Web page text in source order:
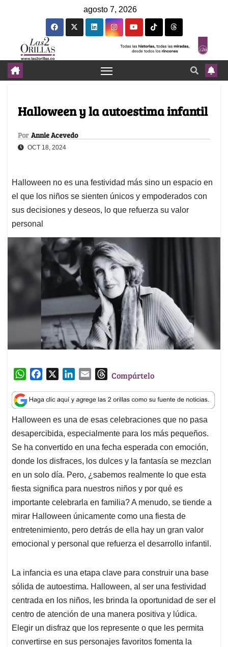
agosto 7, 2026
Halloween y la autoestima infantil
Por Annie Acevedo
OCT 18, 2024
Halloween no es una festividad más sino un espacio en
el que los niños se sienten únicos y empoderados con
sus decisiones y deseos, lo que refuerza su valor
personal
W
a
t
s
A
p
p
c
e
b
o
o
k
n
k
e
d
I
n
a
i
l
T
r
e
a
d
s
Compártelo
Halloween es una de esas celebraciones que no pasa
desapercibida, especialmente para los más pequeños.
Se ha convertido en una fecha esperada con emoción,
donde los disfraces, los dulces y la fantasía se mezclan
en un solo día. Pero, ¿sabemos realmente lo que esta
fiesta significa para nuestros niños y por qué es
importante celebrarla en familia? A menudo, se tiende a
mirar Halloween únicamente como una fiesta de
entretenimiento, pero detrás de ella hay un gran valor
emocional y personal que refuerza el desarrollo infantil.
La infancia es una etapa clave para construir una base
sólida de autoestima. Halloween, al ser una festividad
centrada en los niños, les brinda la oportunidad de ser el
centro de atención de una manera positiva y lúdica.
Elegir un disfraz que los represente o que les permita
convertirse en sus personajes favoritos fomenta la